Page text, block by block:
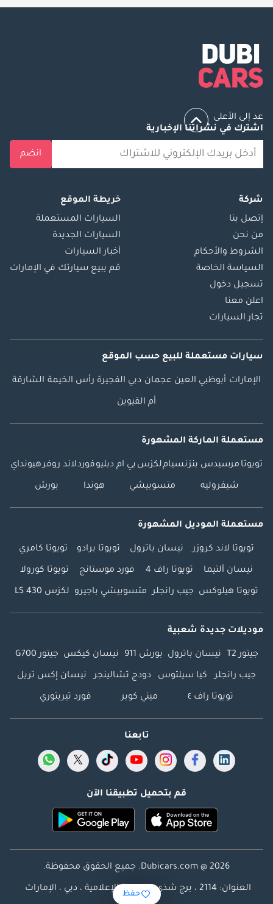
حفظ
عد إلى الأعلى
اشترك في نشراتنا الإخبارية
انضم
شركة
إتصل بنا
من نحن
الشروط والأحكام
السياسة الخاصة
تسجيل دخول
اعلن معنا
تجار السيارات
خريطة الموقع
السيارات المستعملة
السيارات الجديدة
أخبار السيارات
قم ببيع سيارتك في الإمارات
سيارات مستعملة للبيع حسب الموقع
الإمارات أبوظبي العين عجمان دبي الفجيرة رأس الخيمة الشارقة
أم القيوين
مستعملة الماركة المشهورة
تويوتا مرسيدس بنزنسياملكزس بي ام دبليوفوردلاند روفرهيونداي
شيفروليه متسوبيشي هوندا بورش
مستعملة الموديل المشهورة
تويوتا لاند كروزر نيسان باترول تويوتا برادو تويوتا كامري
نيسان ألتيما تويوتا راف 4 فورد موستانج تويوتا كورولا
تويوتا هيلوكس جيب رانجلر متسوبيشي باجيرو لكزس LS 430
موديلات جديدة شعبية
جيتور T2 نيسان باترول بورش 911 نيسان كيكس جيتور G700
جيب رانجلر كيا سيلتوس دودج تشالينجر نيسان إكس تريل
تويوتا راف ٤ ميني كوبر فورد تيريتوري
تابعنا
قم بتحميل تطبيقنا الآن
Dubicars.com @ 2026. جميع الحقوق محفوظة.
العنوان: 2114 ، برج شذى ، المدينة الإعلامية ، دبي ، الإمارات